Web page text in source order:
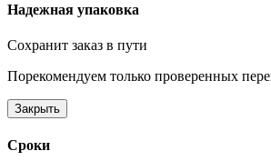
Надежная упаковка
Сохранит заказ в пути
Порекомендуем только проверенных
Закрыть
Сроки